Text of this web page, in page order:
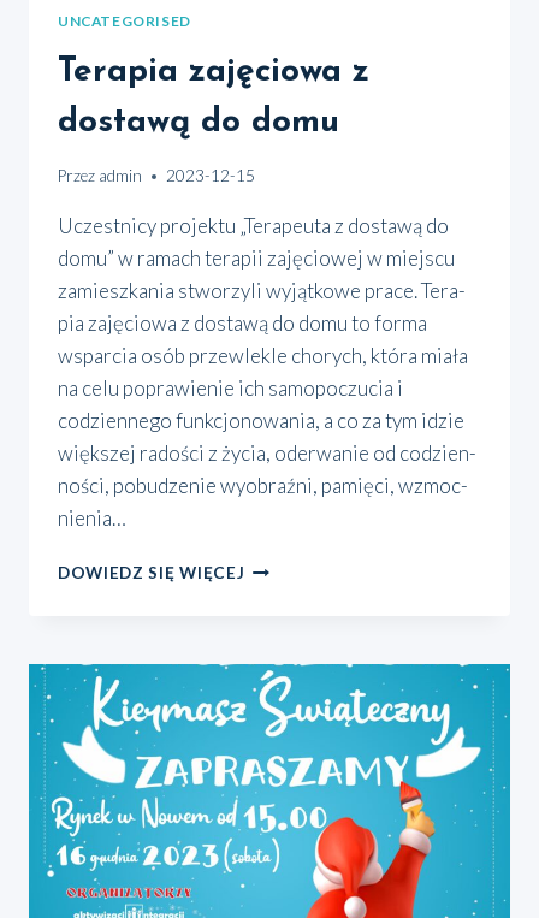
UNCATEGORISED
Terapia zajęciowa z
dostawą do domu
Przez admin 2023-12-15
Uczest­ni­cy pro­jek­tu „Tera­peu­ta z dosta­wą do
domu” w ramach tera­pii zaję­cio­wej w miej­scu
zamiesz­ka­nia stwo­rzy­li wyjąt­ko­we pra­ce. Tera­
pia zaję­cio­wa z dosta­wą do domu to for­ma
wspar­cia osób prze­wle­kle cho­rych, któ­ra mia­ła
na celu popra­wie­nie ich samo­po­czu­cia i
codzien­ne­go funk­cjo­no­wa­nia, a co za tym idzie
więk­szej rado­ści z życia, ode­rwa­nie od codzien­
no­ści, pobu­dze­nie wyobraź­ni, pamię­ci, wzmoc­
nie­nia…
DOWIEDZ SIĘ WIĘCEJ TERAPIA
DO
DOMU